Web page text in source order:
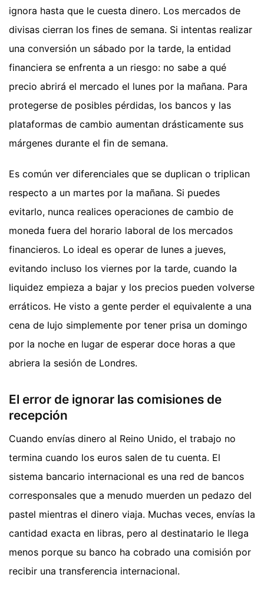
ignora hasta que le cuesta dinero. Los mercados de
divisas cierran los fines de semana. Si intentas realizar
una conversión un sábado por la tarde, la entidad
financiera se enfrenta a un riesgo: no sabe a qué
precio abrirá el mercado el lunes por la mañana. Para
protegerse de posibles pérdidas, los bancos y las
plataformas de cambio aumentan drásticamente sus
márgenes durante el fin de semana.
Es común ver diferenciales que se duplican o triplican
respecto a un martes por la mañana. Si puedes
evitarlo, nunca realices operaciones de cambio de
moneda fuera del horario laboral de los mercados
financieros. Lo ideal es operar de lunes a jueves,
evitando incluso los viernes por la tarde, cuando la
liquidez empieza a bajar y los precios pueden volverse
erráticos. He visto a gente perder el equivalente a una
cena de lujo simplemente por tener prisa un domingo
por la noche en lugar de esperar doce horas a que
abriera la sesión de Londres.
El error de ignorar las comisiones de
recepción
Cuando envías dinero al Reino Unido, el trabajo no
termina cuando los euros salen de tu cuenta. El
sistema bancario internacional es una red de bancos
corresponsales que a menudo muerden un pedazo del
pastel mientras el dinero viaja. Muchas veces, envías la
cantidad exacta en libras, pero al destinatario le llega
menos porque su banco ha cobrado una comisión por
recibir una transferencia internacional.